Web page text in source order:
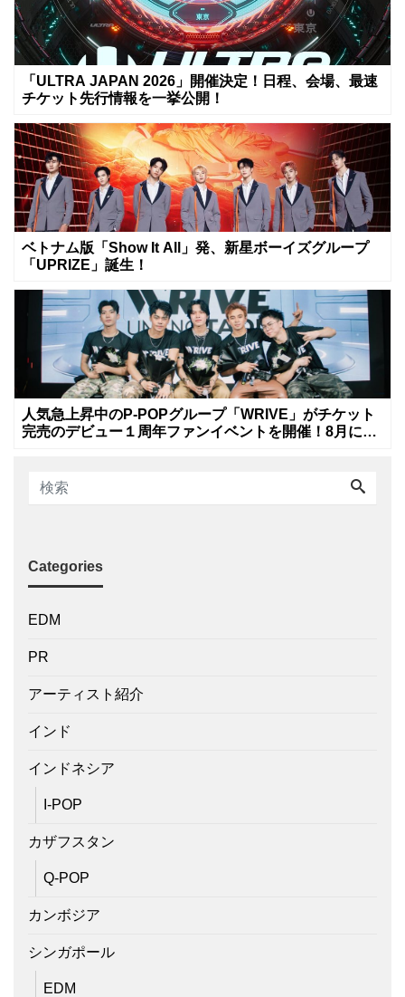
「ULTRA JAPAN 2026」開催決定！日程、会場、最速
チケット先行情報を一挙公開！
ベトナム版「Show It All」発、新星ボーイズグループ
「UPRIZE」誕生！
人気急上昇中のP-POPグループ「WRIVE」がチケット
完売のデビュー１周年ファンイベントを開催！8月に新
Categories
EDM
PR
アーティスト紹介
インド
インドネシア
I-POP
カザフスタン
Q-POP
カンボジア
シンガポール
EDM